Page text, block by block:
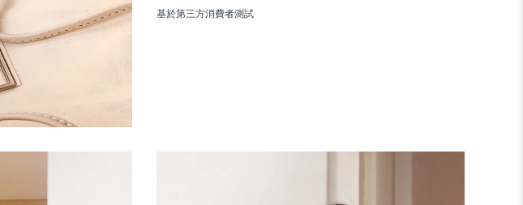
基於第三方消費者測試